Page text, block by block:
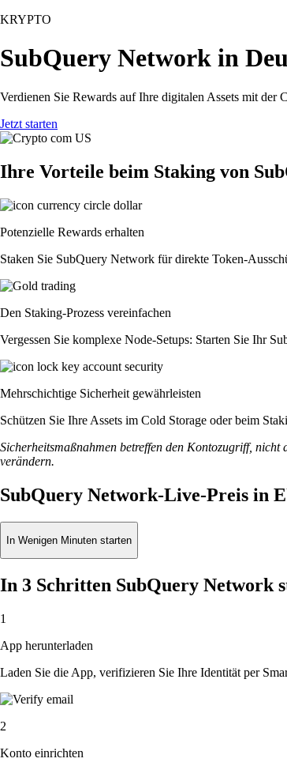
KRYPTO
SubQuery Network in
Verdienen Sie Rewards auf Ihre digitalen Assets mit
Jetzt starten
Ihre Vorteile beim Staking von
Potenzielle Rewards erhalten
Staken Sie SubQuery Network für direkte Token-
Den Staking-Prozess vereinfachen
Vergessen Sie komplexe Node-Setups: Starten Sie Ihr
Mehrschichtige Sicherheit gewährleisten
Schützen Sie Ihre Assets im Cold Storage oder beim
Sicherheitsmaßnahmen betreffen den Kontozugriff,
verändern.
SubQuery Network-Live-Preis in
In Wenigen Minuten starten
In 3 Schritten SubQuery Network
1
App herunterladen
Laden Sie die App, verifizieren Sie Ihre Identität per
2
Konto einrichten